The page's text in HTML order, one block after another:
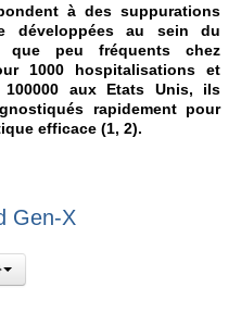
à des suppurations
développées au sein du
que peu fréquents chez
1000 hospitalisations et
aux Etats Unis, ils
rapidement pour
efficace (1, 2).
Gen-X